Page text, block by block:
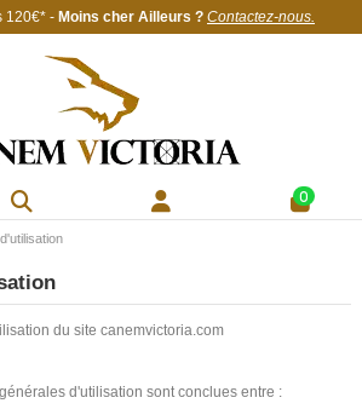
120€* - Moins cher Ailleurs ? Contactez-nous.
0
du site canemvictoria.com
d'utilisation sont conclues entre :